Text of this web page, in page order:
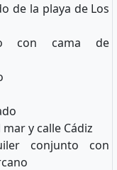
de la playa de Los
con cama de
y calle Cádiz
conjunto con